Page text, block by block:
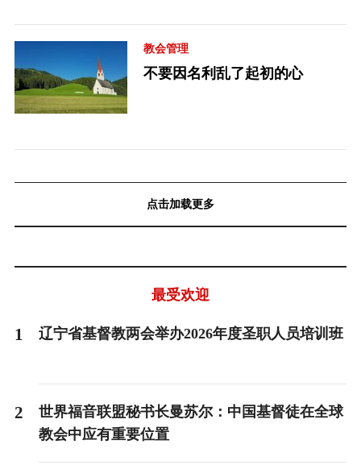
教会管理
不要因名利乱了起初的心
点击加载更多
最受欢迎
1 辽宁省基督教两会举办2026年度圣职人员培训班
2
世界福音联盟秘书长曼苏尔：中国基督徒在全球
教会中应有重要位置